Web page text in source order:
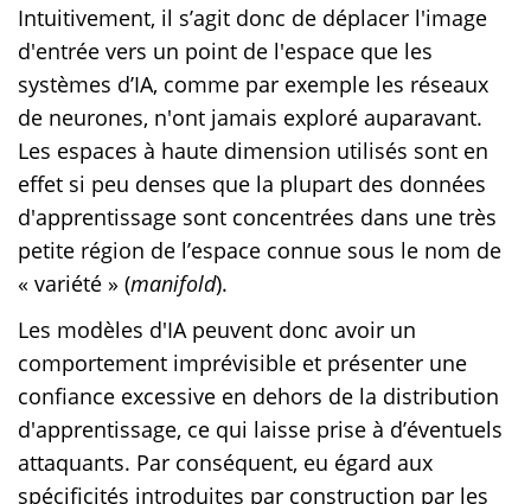
Intuitivement, il s’agit donc de déplacer l'image
d'entrée vers un point de l'espace que les
systèmes d’IA, comme par exemple les réseaux
de neurones, n'ont jamais exploré auparavant.
Les espaces à haute dimension utilisés sont en
effet si peu denses que la plupart des données
d'apprentissage sont concentrées dans une très
petite région de l’espace connue sous le nom de
« variété » (manifold).
Les modèles d'IA peuvent donc avoir un
comportement imprévisible et présenter une
confiance excessive en dehors de la distribution
d'apprentissage, ce qui laisse prise à d’éventuels
attaquants. Par conséquent, eu égard aux
spécificités introduites par construction par les